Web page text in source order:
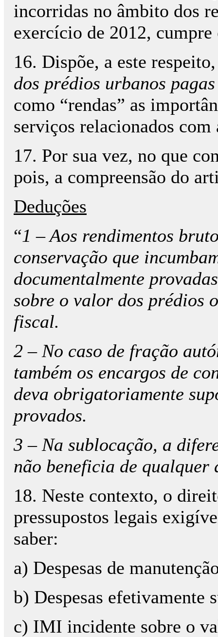
incorridas no âmbito dos
exercício de 2012,
16. Dispõe, a este
dos prédios urbanos
como “rendas” as
serviços relacionados com
17. Por sua vez, no que
pois, a compreensão do
Deduções
“1 – Aos rendimentos
conservação que
documentalmente
sobre o valor dos prédios
fiscal.
2 – No caso de fração
também os encargos de
deva obrigatoriamente
provados.
3 – Na sublocação, a
não beneficia de qualquer
18. Neste contexto, o
pressupostos legais
saber:
a) Despesas de
b) Despesas efetivamente
c) IMI incidente sobre o